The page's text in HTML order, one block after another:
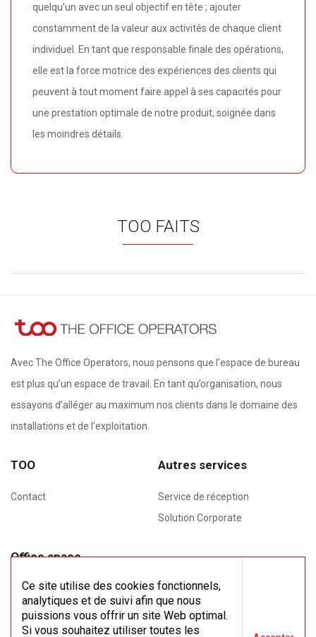
quelqu’un avec un seul objectif en tête ; ajouter
constamment de la valeur aux activités de chaque client
individuel. En tant que responsable finale des opérations,
elle est la force motrice des expériences des clients qui
peuvent à tout moment faire appel à ses capacités pour
une prestation optimale de notre produit, soignée dans
les moindres détails.
TOO FAITS
Avec The Office Operators, nous pensons que l’espace de bureau
est plus qu’un espace de travail. En tant qu’organisation, nous
essayons d’alléger au maximum nos clients dans le domaine des
installations et de l’exploitation.
TOO
Contact
Autres services
Service de réception
Solution Corporate
Office space
Meeting rooms
Flex space
Ce site utilise des cookies fonctionnels,
analytiques et de suivi afin que nous
puissions vous offrir un site Web optimal.
Si vous souhaitez utiliser toutes les